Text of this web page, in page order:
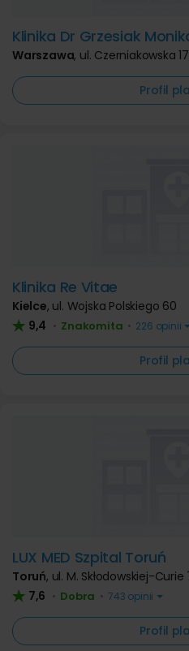
Klinika Dr Grzesiak
Warszawa, ul. Czerniakowska
Profil
Klinika Re Vitae
Kielce, ul. Wojska Polskiego 60
9,4 • Znakomita • 226 opinii
Profil
LUX MED Szpital Toruń
Toruń, ul. M. Skłodowskiej-Curie
7,6 • Dobra • 743 opinii
Profil